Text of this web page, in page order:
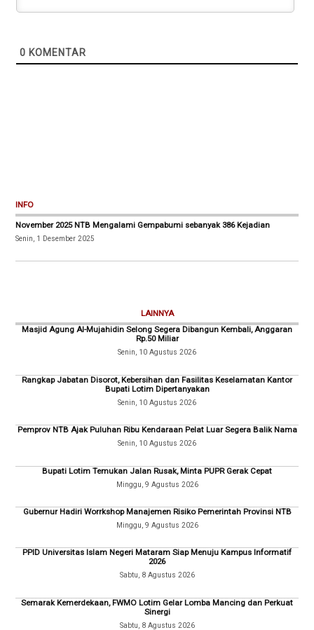
0 KOMENTAR
INFO
November 2025 NTB Mengalami Gempabumi sebanyak 386 Kejadian
Senin, 1 Desember 2025
LAINNYA
Masjid Agung Al-Mujahidin Selong Segera Dibangun Kembali, Anggaran
Rp.50 Miliar
Senin, 10 Agustus 2026
Rangkap Jabatan Disorot, Kebersihan dan Fasilitas Keselamatan Kantor
Bupati Lotim Dipertanyakan
Senin, 10 Agustus 2026
Pemprov NTB Ajak Puluhan Ribu Kendaraan Pelat Luar Segera Balik Nama
Senin, 10 Agustus 2026
Bupati Lotim Temukan Jalan Rusak, Minta PUPR Gerak Cepat
Minggu, 9 Agustus 2026
Gubernur Hadiri Worrkshop Manajemen Risiko Pemerintah Provinsi NTB
Minggu, 9 Agustus 2026
PPID Universitas Islam Negeri Mataram Siap Menuju Kampus Informatif
2026
Sabtu, 8 Agustus 2026
Semarak Kemerdekaan, FWMO Lotim Gelar Lomba Mancing dan Perkuat
Sinergi
Sabtu, 8 Agustus 2026